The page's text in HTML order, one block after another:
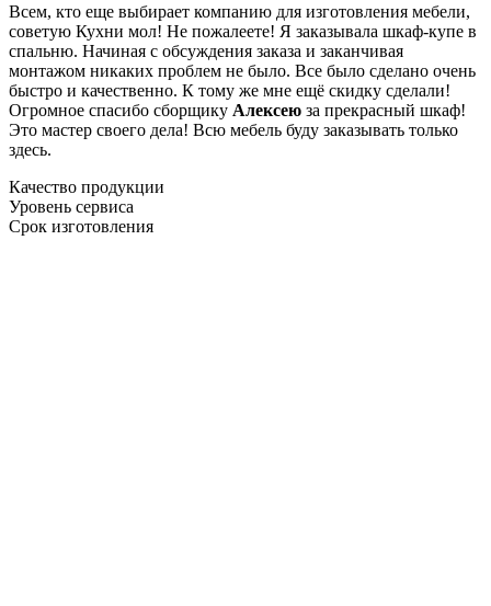
Всем, кто еще выбирает компанию для изготовления мебели,
советую Кухни мол! Не пожалеете! Я заказывала шкаф-купе в
спальню. Начиная с обсуждения заказа и заканчивая
монтажом никаких проблем не было. Все было сделано очень
быстро и качественно. К тому же мне ещё скидку сделали!
Огромное спасибо сборщику Алексею за прекрасный шкаф!
Это мастер своего дела! Всю мебель буду заказывать только
здесь.
Качество продукции
Уровень сервиса
Срок изготовления